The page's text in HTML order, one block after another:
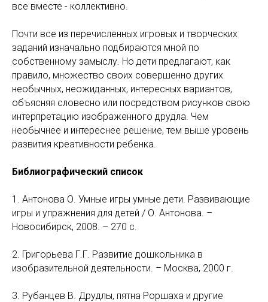
все вместе - коллективно.
Почти все из перечисленных игровых и творческих
заданий изначально подбираются мной по
собственному замыслу. Но дети предлагают, как
правило, множество своих совершенно других
необычных, неожиданных, интересных вариантов,
объясняя словесно или посредством рисунков свою
интерпретацию изображенного друдла. Чем
необычнее и интереснее решение, тем выше уровень
развития креативности ребенка.
Библиографический список
1. Антонова О. Умные игры умные дети. Развивающие
игры и упражнения для детей / О. Антонова. –
Новосибирск, 2008. – 270 с.
2. Григорьева Г.Г. Развитие дошкольника в
изобразительной деятельности. – Москва, 2000 г.
3. Рубанцев В. Друдлы, пятна Роршаха и другие